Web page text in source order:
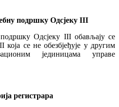
подршку Одсјеку III
Одсјеку III обављају се
се не обезбјеђује у другим
јединицама управе
регистрара